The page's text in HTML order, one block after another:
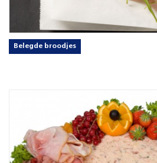
Belegde broodjes